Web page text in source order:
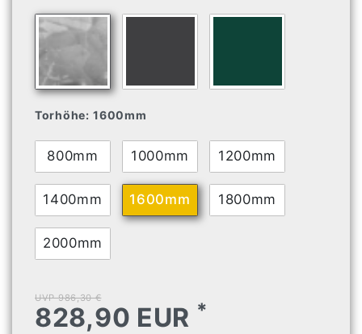
Torhöhe: 1600mm
800mm 1000mm 1200mm
1400mm 1600mm 1800mm
2000mm
UVP 986,30 €
828,90 EUR *